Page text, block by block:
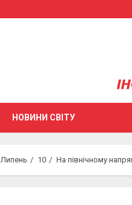
НОВИНИ СВІТУ
Липень 10 На північному